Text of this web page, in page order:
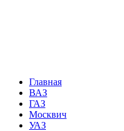
Главная
ВАЗ
ГАЗ
Москвич
УАЗ